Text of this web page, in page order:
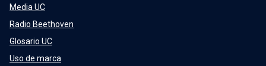
Media UC
Radio Beethoven
Glosario UC
Uso de marca